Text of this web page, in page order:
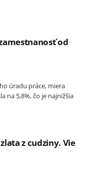
od
úradu práce, miera
na 5,8%, čo je najnižšia
z cudziny. Vie